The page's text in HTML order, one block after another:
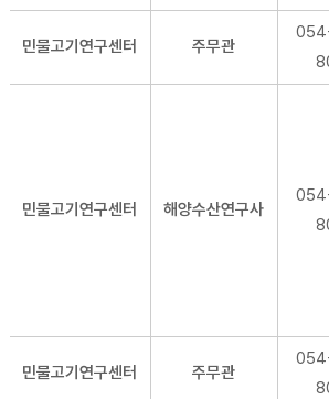
민물고기연구센터 주무관
민물고기연구센터 해양수산연구사
민물고기연구센터 주무관